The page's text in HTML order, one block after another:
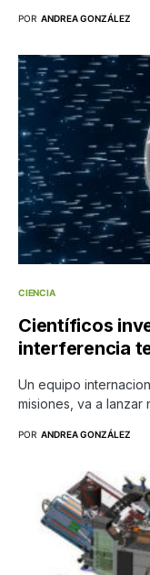
POR ANDREA GONZÁLEZ
CIENCIA
Científicos
interferencia
Un equipo
misiones, va a
POR ANDREA GONZÁLEZ